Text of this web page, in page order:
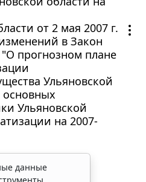
от 2 мая 2007 г.
в Закон
прогнозном плане
Ульяновской
основных
Ульяновской
на 2007-
данные